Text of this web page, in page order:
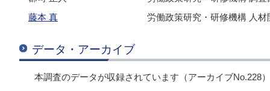
藤本 真
労働政策研究・研修機構 人
データ・アーカイブ
本調査のデータが収録されています（アーカイブNo.228